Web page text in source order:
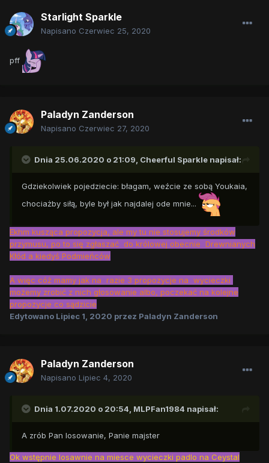
Starlight Sparkle
Napisano Czerwiec 25, 2020
pff
Paladyn Zanderson
Napisano Czerwiec 27, 2020
Dnia 25.06.2020 o 21:09, Cheerful Sparkle napisał:
Gdziekolwiek pojedziecie: błagam, weźcie ze sobą Youkaia,
chociażby siłą, byle był jak najdalej ode mnie...
Ekhm kusząca propozycja, ale my tu nie stosujemy środków
przymusu, po to się zgłaszać do królowej obecnie Drewnianych
Kłód a kiedyś Podmieńców
A więc cóż mamy jak na razie 3 propozycje na wycieczki
możemy zrobić z nich głosowanie albo, poczekać na kolejne
propozycje co sądzicie
Edytowano Lipiec 1, 2020 przez Paladyn Zanderson
Paladyn Zanderson
Napisano Lipiec 4, 2020
Dnia 1.07.2020 o 20:54, MLPFan1984 napisał:
A zrób Pan losowanie, Panie majster
Ok wstępnie losawnie na miesce wycieczki padlo na Ceystal